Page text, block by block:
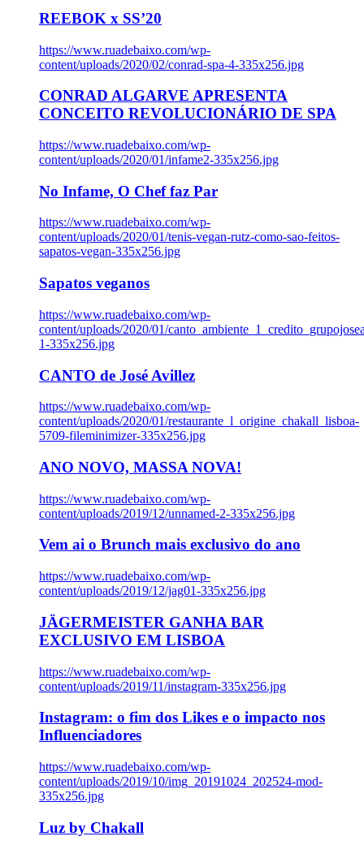
REEBOK x SS’20
https://www.ruadebaixo.com/wp-
content/uploads/2020/02/conrad-spa-4-335x256.jpg
CONRAD ALGARVE APRESENTA
CONCEITO REVOLUCIONÁRIO DE SPA
https://www.ruadebaixo.com/wp-
content/uploads/2020/01/infame2-335x256.jpg
No Infame, O Chef faz Par
https://www.ruadebaixo.com/wp-
content/uploads/2020/01/tenis-vegan-rutz-como-sao-feitos-
sapatos-vegan-335x256.jpg
Sapatos veganos
https://www.ruadebaixo.com/wp-
content/uploads/2020/01/
1-335x256.jpg
CANTO de José Avillez
https://www.ruadebaixo.com/wp-
content/uploads/2020/01/restaurante_l_origine_chakall_lisboa-
5709-fileminimizer-335x256.jpg
ANO NOVO, MASSA NOVA!
https://www.ruadebaixo.com/wp-
content/uploads/2019/12/unnamed-2-335x256.jpg
Vem ai o Brunch mais exclusivo do ano
https://www.ruadebaixo.com/wp-
content/uploads/2019/12/jag01-335x256.jpg
JÄGERMEISTER GANHA BAR
EXCLUSIVO EM LISBOA
https://www.ruadebaixo.com/wp-
content/uploads/2019/11/instagram-335x256.jpg
Instagram: o fim dos Likes e o impacto nos
Influenciadores
https://www.ruadebaixo.com/wp-
content/uploads/2019/10/img_20191024_202524-mod-
335x256.jpg
Luz by Chakall